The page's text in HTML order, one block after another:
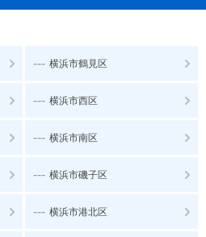
--- 横浜市鶴見区
--- 横浜市西区
--- 横浜市南区
--- 横浜市磯子区
--- 横浜市港北区